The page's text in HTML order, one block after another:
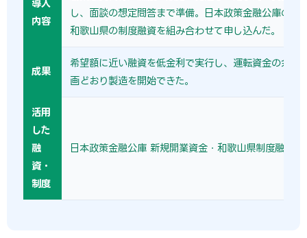
導入
内容
し、面談の想定問答まで準備。日本政策金融公庫の新
和歌山県の制度融資を組み合わせて申し込んだ。
成果
希望額に近い融資を低金利で実行し、運転資金の余力
画どおり製造を開始できた。
活用
した
融
資・
制度
日本政策金融公庫 新規開業資金・和歌山県制度融資を